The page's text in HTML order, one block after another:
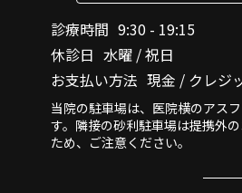
診療時間 9:30 - 19:15
休診日 水曜 / 祝日
お支払い方法 現金 / クレジ
当院の駐車場は、医院横のアス
す。隣接の砂利駐車場は提携外
ため、ご注意ください。